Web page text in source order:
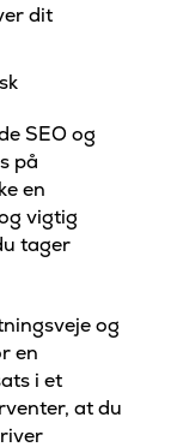
dit
SEO og
på
en
vigtig
tager
og
en
i et
at du